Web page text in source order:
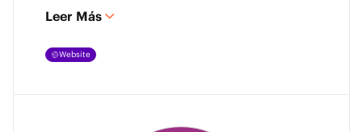
VMware. Jim también tiene títulos de la Universidad de
Marshall y de la Universidad de Maryland. Se le puede
@k00laidit
https://koolaid.info
Leer Más
Website